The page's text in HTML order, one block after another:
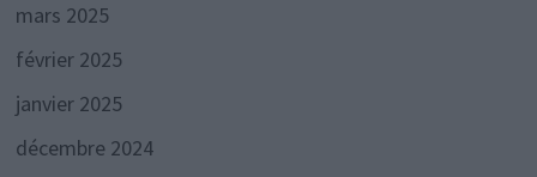
mars 2025
février 2025
janvier 2025
décembre 2024